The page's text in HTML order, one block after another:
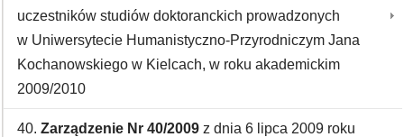
uczestników studiów doktoranckich prowadzonych
w Uniwersytecie Humanistyczno-Przyrodniczym Jana
Kochanowskiego w Kielcach, w roku akademickim
2009/2010
40. Zarządzenie Nr 40/2009 z dnia 6 lipca 2009 roku